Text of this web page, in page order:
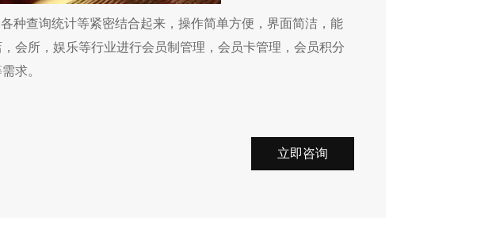
种查询统计等紧密结合起来，操作简单方便，界面简洁，能
会所，娱乐等行业进行会员制管理，会员卡管理，会员积分
求。
立即咨询